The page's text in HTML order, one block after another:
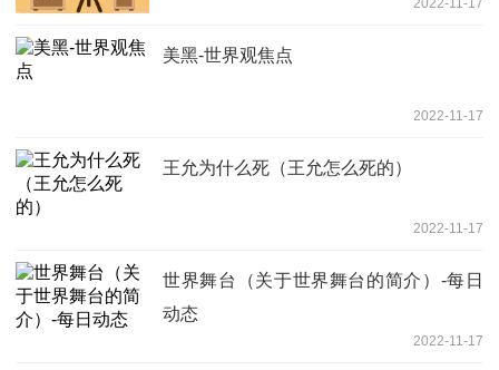
2022-11-17
美黑-世界观焦点
2022-11-17
王允为什么死（王允怎么死的）
2022-11-17
世界舞台（关于世界舞台的简介）-每日
动态
2022-11-17